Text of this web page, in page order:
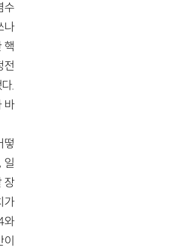
수
나
핵
전
.
바
떻
일
장
가
와